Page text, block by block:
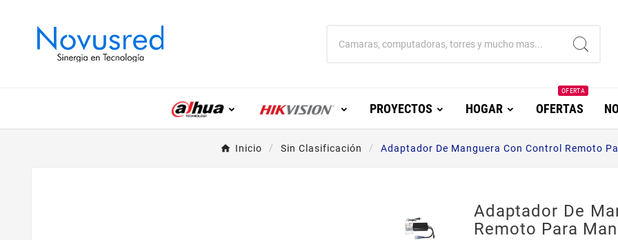
PROYECTOS HOGAR OFERTAS
OFERTA
Inicio Sin Clasificación Adaptador De Manguera Con Control Remoto
Adaptador De
Remoto Para